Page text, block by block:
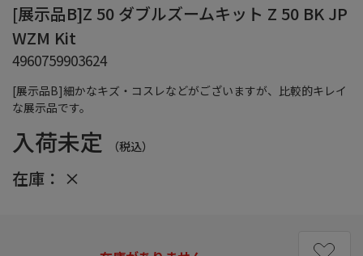
[展示品B]細かなキズ・コスレなどがございますが、比較的キレイ
な展示品です。
[展示品B]Z 50 ダブルズームキット Z 50 BK JP
WZM Kit
4960759903624
入荷未定 （税込）
在庫： ×